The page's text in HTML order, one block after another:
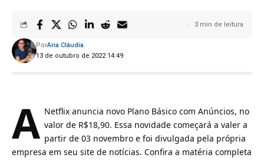
13 de outubro de 2022 14:49
PorAna Cláudia
3 min de leitura
A Netflix anuncia novo Plano Básico com Anúncios, no
valor de R$18,90. Essa novidade começará a valer a
partir de 03 novembro e foi divulgada pela própria
empresa em seu site de notícias. Confira a matéria completa